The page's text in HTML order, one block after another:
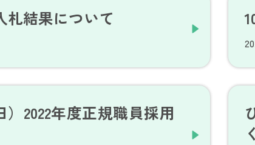
結果について
）2022年度正規職員採用